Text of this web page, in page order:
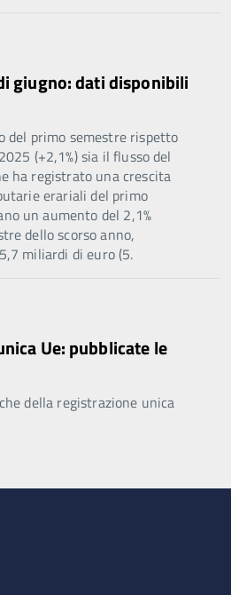
giugno: dati disponibili
del primo semestre rispetto
(+2,1%) sia il flusso del
ha registrato una crescita
erariali del primo
un aumento del 2,1%
dello scorso anno,
miliardi di euro (5.
Ue: pubblicate le
della registrazione unica